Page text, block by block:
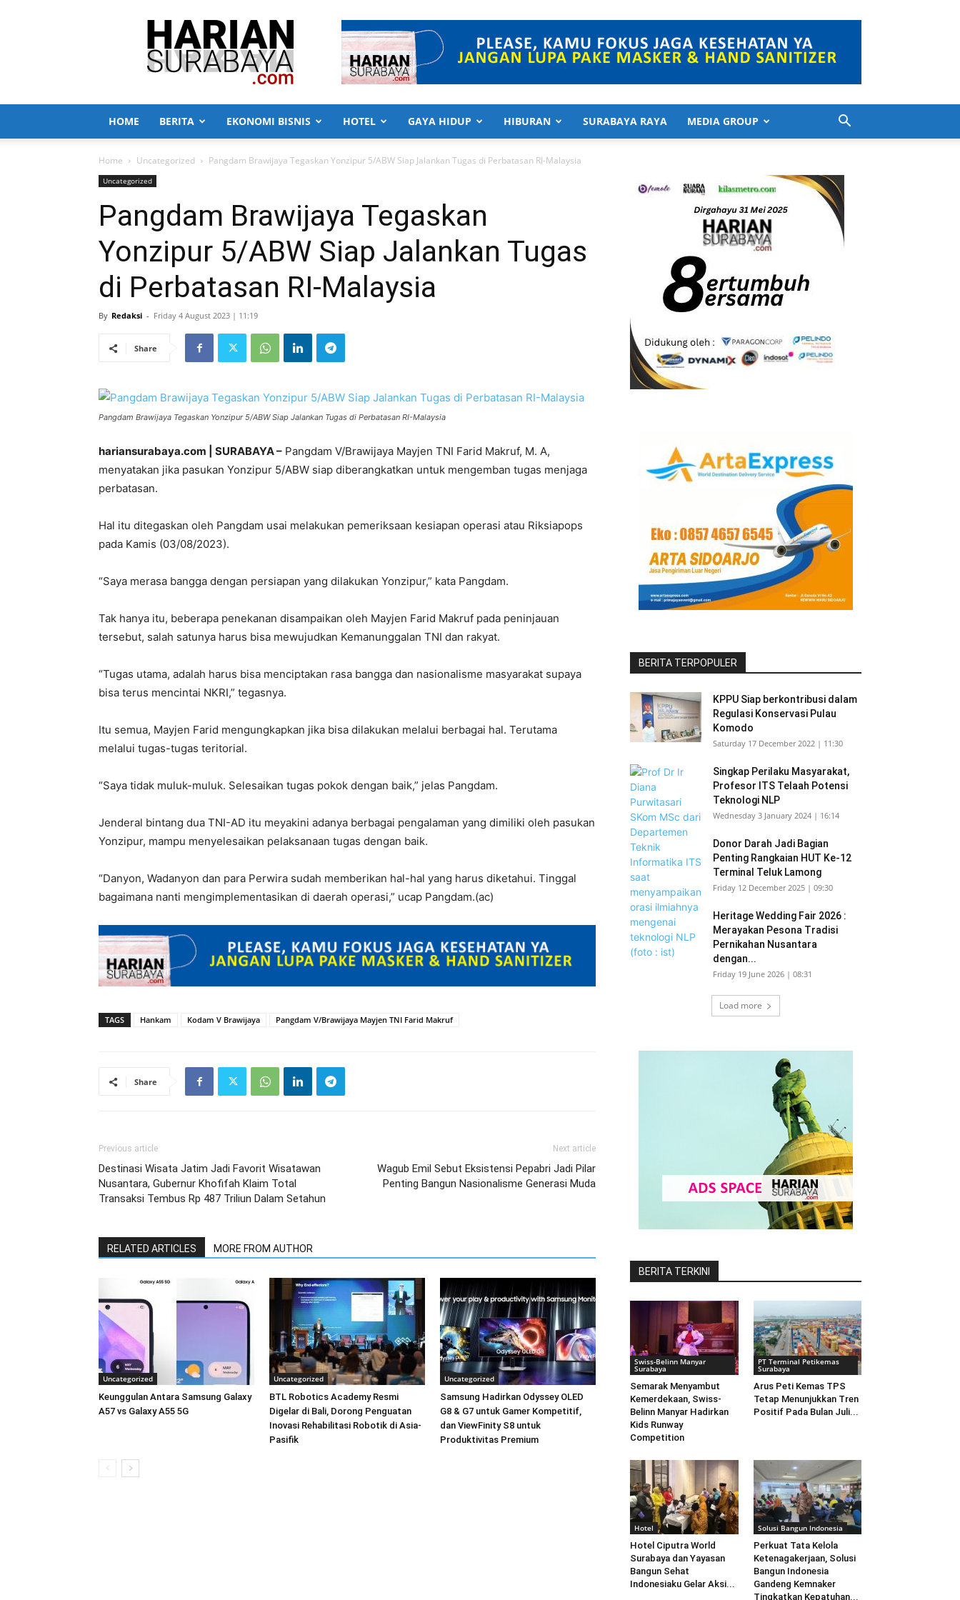
Harian
Surabaya
HOME BERITA EKONOMI BISNIS HOTEL GAYA HIDUP HIBURAN SURABAYA RAYA MEDIA GROUP
Home Uncategorized Pangdam Brawijaya Tegaskan Yonzipur 5/ABW Siap Jalankan Tugas di Perbatasan RI-Malaysia
Uncategorized
Pangdam Brawijaya Tegaskan
Yonzipur 5/ABW Siap Jalankan Tugas
di Perbatasan RI-Malaysia
By Redaksi - Friday 4 August 2023 | 11:19
Share
Pangdam Brawijaya Tegaskan Yonzipur 5/ABW Siap Jalankan Tugas di Perbatasan RI-Malaysia
hariansurabaya.com | SURABAYA – Pangdam V/Brawijaya Mayjen TNI Farid Makruf, M. A,
menyatakan jika pasukan Yonzipur 5/ABW siap diberangkatkan untuk mengemban tugas menjaga
perbatasan.
Hal itu ditegaskan oleh Pangdam usai melakukan pemeriksaan kesiapan operasi atau Riksiapops
pada Kamis (03/08/2023).
“Saya merasa bangga dengan persiapan yang dilakukan Yonzipur,” kata Pangdam.
Tak hanya itu, beberapa penekanan disampaikan oleh Mayjen Farid Makruf pada peninjauan
tersebut, salah satunya harus bisa mewujudkan Kemanunggalan TNI dan rakyat.
“Tugas utama, adalah harus bisa menciptakan rasa bangga dan nasionalisme masyarakat supaya
bisa terus mencintai NKRI,” tegasnya.
Itu semua, Mayjen Farid mengungkapkan jika bisa dilakukan melalui berbagai hal. Terutama
melalui tugas-tugas teritorial.
“Saya tidak muluk-muluk. Selesaikan tugas pokok dengan baik,” jelas Pangdam.
Jenderal bintang dua TNI-AD itu meyakini adanya berbagai pengalaman yang dimiliki oleh pasukan
Yonzipur, mampu menyelesaikan pelaksanaan tugas dengan baik.
“Danyon, Wadanyon dan para Perwira sudah memberikan hal-hal yang harus diketahui. Tinggal
bagaimana nanti mengimplementasikan di daerah operasi,” ucap Pangdam.(ac)
TAGS Hankam Kodam V Brawijaya Pangdam V/Brawijaya Mayjen TNI Farid Makruf
Share
Previous article
Destinasi Wisata Jatim Jadi Favorit Wisatawan
Nusantara, Gubernur Khofifah Klaim Total
Transaksi Tembus Rp 487 Triliun Dalam Setahun
Next article
Wagub Emil Sebut Eksistensi Pepabri Jadi Pilar
Penting Bangun Nasionalisme Generasi Muda
RELATED ARTICLES MORE FROM AUTHOR
Uncategorized
Keunggulan Antara Samsung Galaxy
A57 vs Galaxy A55 5G
Uncategorized
BTL Robotics Academy Resmi
Digelar di Bali, Dorong Penguatan
Inovasi Rehabilitasi Robotik di Asia-
Pasifik
Uncategorized
Samsung Hadirkan Odyssey OLED
G8 & G7 untuk Gamer Kompetitif,
dan ViewFinity S8 untuk
Produktivitas Premium
BERITA TERPOPULER
KPPU Siap berkontribusi dalam
Regulasi Konservasi Pulau
Komodo
Saturday 17 December 2022 | 11:30
Singkap Perilaku Masyarakat,
Profesor ITS Telaah Potensi
Teknologi NLP
Wednesday 3 January 2024 | 16:14
Donor Darah Jadi Bagian
Penting Rangkaian HUT Ke-12
Terminal Teluk Lamong
Friday 12 December 2025 | 09:30
Heritage Wedding Fair 2026 :
Merayakan Pesona Tradisi
Pernikahan Nusantara
dengan...
Friday 19 June 2026 | 08:31
Load more
BERITA TERKINI
Swiss-Belinn Manyar
Surabaya
Semarak Menyambut
Kemerdekaan, Swiss-
Belinn Manyar Hadirkan
Kids Runway
Competition
PT Terminal Petikemas
Surabaya
Arus Peti Kemas TPS
Tetap Menunjukkan Tren
Positif Pada Bulan Juli...
Hotel
Hotel Ciputra World
Surabaya dan Yayasan
Bangun Sehat
Indonesiaku Gelar Aksi...
Solusi Bangun Indonesia
Perkuat Tata Kelola
Ketenagakerjaan, Solusi
Bangun Indonesia
Gandeng Kemnaker
Tingkatkan Kepatuhan...